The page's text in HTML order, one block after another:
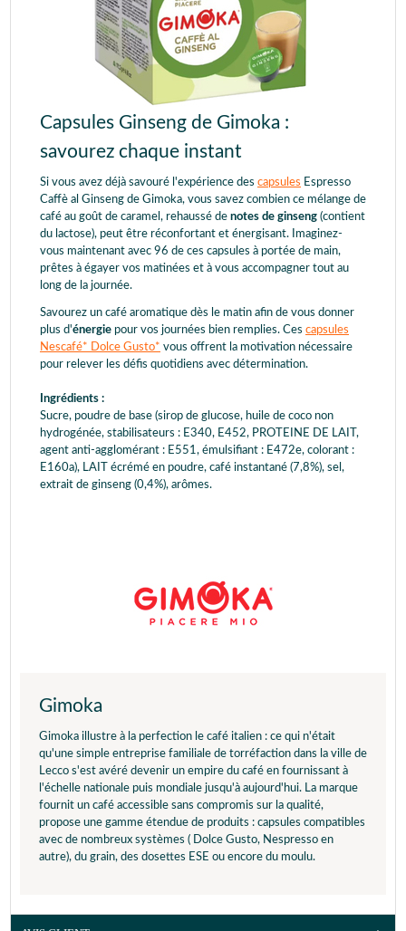
Capsules Ginseng de Gimoka :
savourez chaque instant
Si vous avez déjà savouré l'expérience des capsules Espresso
Caffè al Ginseng de Gimoka, vous savez combien ce mélange de
café au goût de caramel, rehaussé de notes de ginseng (contient
du lactose), peut être réconfortant et énergisant. Imaginez-
vous maintenant avec 96 de ces capsules à portée de main,
prêtes à égayer vos matinées et à vous accompagner tout au
long de la journée.
Savourez un café aromatique dès le matin afin de vous donner
plus d'énergie pour vos journées bien remplies. Ces capsules
Nescafé* Dolce Gusto* vous offrent la motivation nécessaire
pour relever les défis quotidiens avec détermination.
Ingrédients :
Sucre, poudre de base (sirop de glucose, huile de coco non
hydrogénée, stabilisateurs : E340, E452, PROTEINE DE LAIT,
agent anti-agglomérant : E551, émulsifiant : E472e, colorant :
E160a), LAIT écrémé en poudre, café instantané (7,8%), sel,
extrait de ginseng (0,4%), arômes.
Gimoka
Gimoka illustre à la perfection le café italien : ce qui n'était
qu'une simple entreprise familiale de torréfaction dans la ville de
Lecco s'est avéré devenir un empire du café en fournissant à
l'échelle nationale puis mondiale jusqu'à aujourd'hui. La marque
fournit un café accessible sans compromis sur la qualité,
propose une gamme étendue de produits : capsules compatibles
avec de nombreux systèmes ( Dolce Gusto, Nespresso en
autre), du grain, des dosettes ESE ou encore du moulu.